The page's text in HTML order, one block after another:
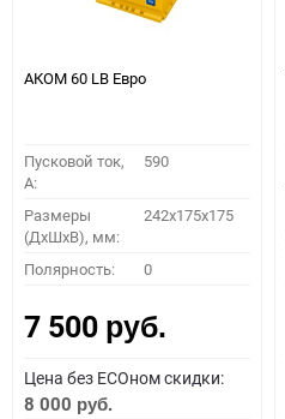
АКОМ 60 LB Евро
Пусковой ток,
A:
590
Размеры
(ДхШхВ), мм:
242x175x175
Полярность: 0
7 500 руб.
Цена без ECOном скидки:
8 000 руб.